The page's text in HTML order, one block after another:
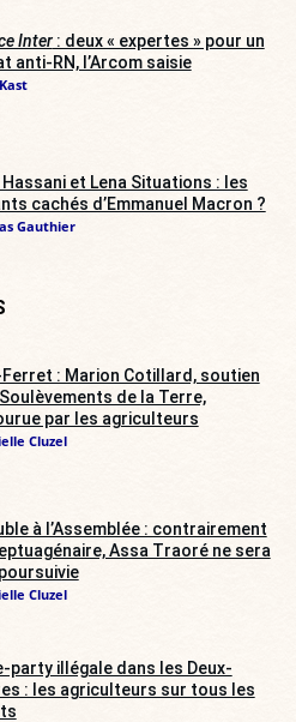
Inter: deux « expertes » pour un
anti-RN, l’Arcom saisie
Hassani et Lena Situations : les
cachés d’Emmanuel Macron ?
Gauthier
: Marion Cotillard, soutien
de la Terre,
par les agriculteurs
Cluzel
à l’Assemblée : contrairement
Assa Traoré ne sera
Cluzel
party illégale dans les Deux-
: les agriculteurs sur tous les